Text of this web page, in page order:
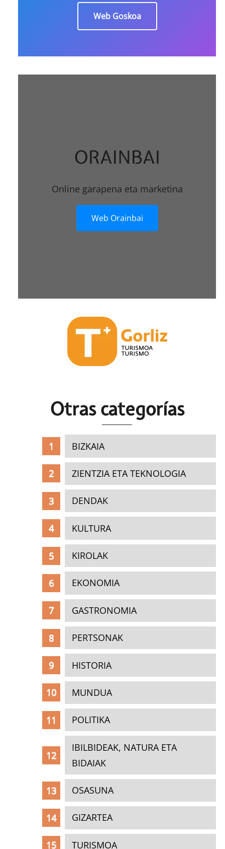
Web Goskoa
ORAINBAI
Online garapena eta marketina
Web Orainbai
Otras categorías
BIZKAIA
ZIENTZIA ETA TEKNOLOGIA
DENDAK
KULTURA
KIROLAK
EKONOMIA
GASTRONOMIA
PERTSONAK
HISTORIA
MUNDUA
POLITIKA
IBILBIDEAK, NATURA ETA
BIDAIAK
OSASUNA
GIZARTEA
TURISMOA